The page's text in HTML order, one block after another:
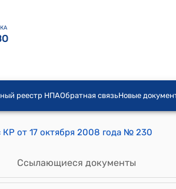
реестр НПАОбратная связьНовые
КР от 17 октября 2008 года № 230
Ссылающиеся документы